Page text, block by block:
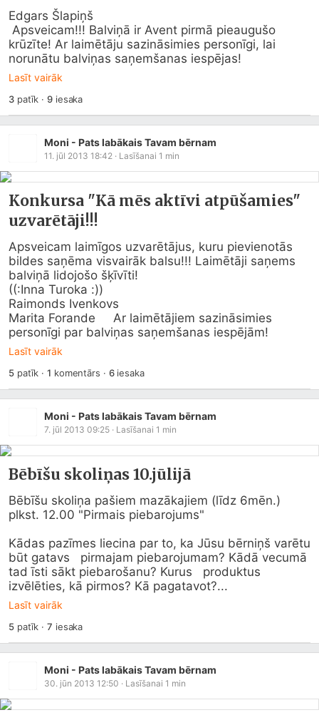
Edgars Šlapiņš
krūzīte! Ar laimētāju sazināsimies personīgi, lai
norunātu balviņas saņemšanas iespējas!
Lasīt vairāk
3patīk ·9iesaka
Moni - Pats labākais Tavam bērnam
11. jūl 2013 18:42 · Lasīšanai 1 min
Konkursa "Kā mēs aktīvi atpūšamies"
uzvarētāji!!!
Apsveicam laimīgos uzvarētājus, kuru pievienotās
bildes saņēma visvairāk balsu!!! Laimētāji saņems
balviņā lidojošo šķīvīti!
((:Inna Turoka :))
Raimonds Ivenkovs
Marita Forande     Ar laimētājiem sazināsimies
personīgi par balviņas saņemšanas iespējām!
Lasīt vairāk
5patīk ·1 komentārs · 6iesaka
Moni - Pats labākais Tavam bērnam
7. jūl 2013 09:25 · Lasīšanai 1 min
Bēbīšu skoliņas 10.jūlijā
Bēbīšu skoliņa pašiem mazākajiem (līdz 6mēn.)
plkst. 12.00 "Pirmais piebarojums"
Kādas pazīmes liecina par to, ka Jūsu bērniņš varētu
būt gatavs   pirmajam piebarojumam? Kādā vecumā
tad īsti sākt piebarošanu? Kurus   produktus
izvēlēties, kā pirmos? Kā pagatavot?...
Lasīt vairāk
5patīk ·7 iesaka
Moni - Pats labākais Tavam bērnam
30. jūn 2013 12:50 · Lasīšanai 1 min